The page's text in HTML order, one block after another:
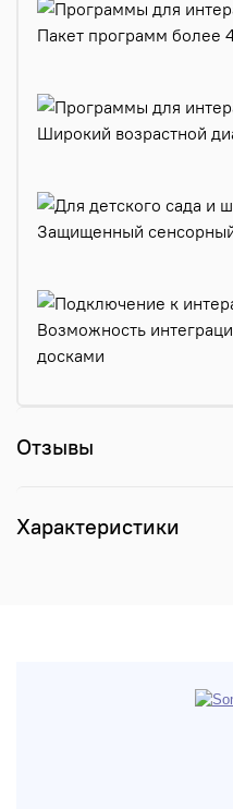
Пакет программ более
Широкий возрастной
Защищенный
Возможность
досками
Отзывы
Характеристики